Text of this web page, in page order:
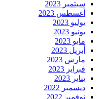
سبتمبر 2023
أغسطس 2023
يوليو 2023
يونيو 2023
مايو 2023
أبريل 2023
مارس 2023
فبراير 2023
يناير 2023
ديسمبر 2022
نوفمبر 2022